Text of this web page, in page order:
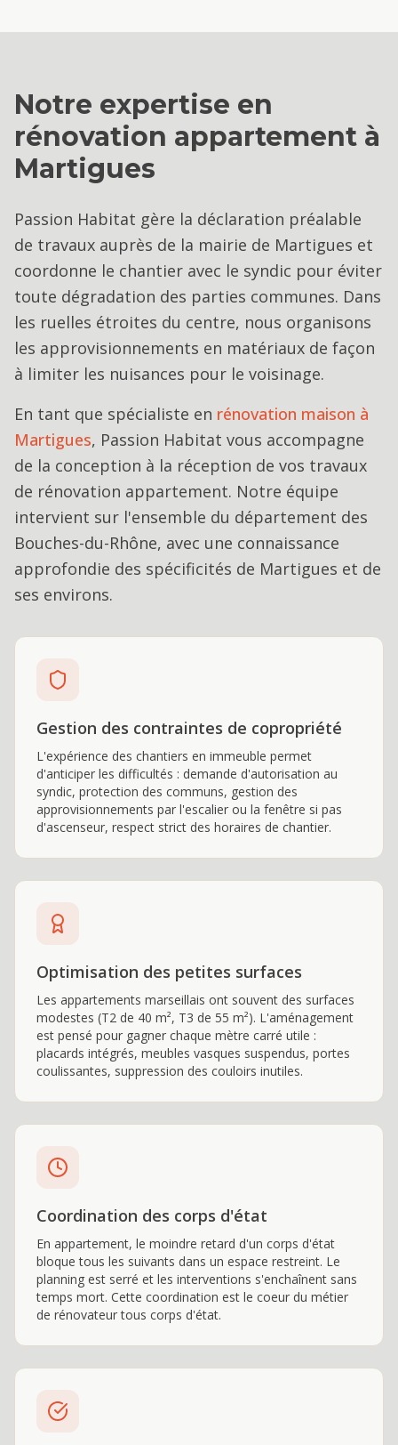
Notre expertise en
rénovation appartement à
Martigues
Passion Habitat gère la déclaration préalable
de travaux auprès de la mairie de Martigues et
coordonne le chantier avec le syndic pour éviter
toute dégradation des parties communes. Dans
les ruelles étroites du centre, nous organisons
les approvisionnements en matériaux de façon
à limiter les nuisances pour le voisinage.
En tant que spécialiste en rénovation maison à
Martigues, Passion Habitat vous accompagne
de la conception à la réception de vos travaux
de rénovation appartement. Notre équipe
intervient sur l'ensemble du département des
Bouches-du-Rhône, avec une connaissance
approfondie des spécificités de Martigues et de
ses environs.
Gestion des contraintes de copropriété
L'expérience des chantiers en immeuble permet
d'anticiper les difficultés : demande d'autorisation au
syndic, protection des communs, gestion des
approvisionnements par l'escalier ou la fenêtre si pas
d'ascenseur, respect strict des horaires de chantier.
Optimisation des petites surfaces
Les appartements marseillais ont souvent des surfaces
modestes (T2 de 40 m², T3 de 55 m²). L'aménagement
est pensé pour gagner chaque mètre carré utile :
placards intégrés, meubles vasques suspendus, portes
coulissantes, suppression des couloirs inutiles.
Coordination des corps d'état
En appartement, le moindre retard d'un corps d'état
bloque tous les suivants dans un espace restreint. Le
planning est serré et les interventions s'enchaînent sans
temps mort. Cette coordination est le coeur du métier
de rénovateur tous corps d'état.